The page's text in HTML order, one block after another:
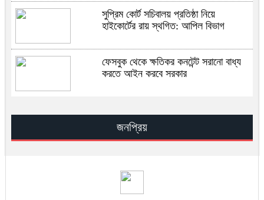
সুপ্রিম কোর্ট সচিবালয় প্রতিষ্ঠা নিয়ে
হাইকোর্টের রায় স্থগিত: আপিল বিভাগ
ফেসবুক থেকে ক্ষতিকর কনটেন্ট সরানো বাধ্য
করতে আইন করবে সরকার
আইআরজিসির
জনপ্রিয়